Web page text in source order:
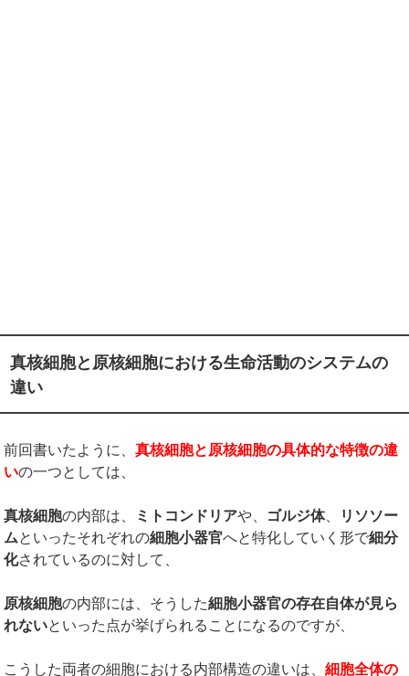
真核細胞と原核細胞における生命活動のシステムの
違い
前回書いたように、真核細胞と原核細胞の具体的な特徴の違
いの一つとしては、
真核細胞の内部は、 ミトコンドリアや、 ゴルジ体、
リソソー
ムといったそれぞれの細胞小器官へと特化していく形で細分
化されているのに対して、
原核細胞の内部には、そうした細胞小器官の存在自体が見ら
れないといった点が挙げられることになるのですが、
こうした両者の細胞における内部構造の違いは、細胞全体の